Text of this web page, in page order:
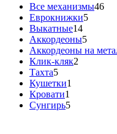
Все механизмы46
Еврокнижки5
Выкатные14
Аккордеоны5
Аккордеоны на
Клик-кляк2
Тахта5
Кушетки1
Кровати1
Сунгирь5